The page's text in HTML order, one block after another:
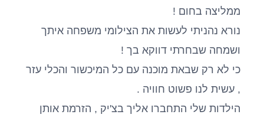
ממליצה בחום !
נורא נהניתי לעשות את הצילומי משפחה איתך
ושמחה שבחרתי דווקא בך !
כי לא רק שבאת מוכנה עם כל המיכשור והכלי עזר
, עשית לנו פשוט חוויה .
הילדות שלי התחברו אליך בצ'יק , הזרמת אותן